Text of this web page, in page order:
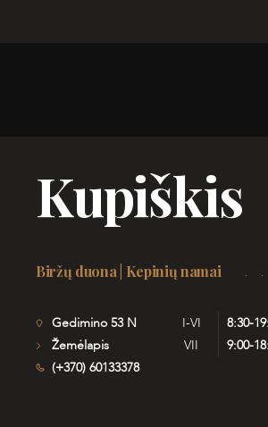
Kupiškis
Biržų duona | Kepinių namai
Gedimino 53 N
Žemėlapis
(+370) 60133378
I-VI
8:30-
VII
9:00-